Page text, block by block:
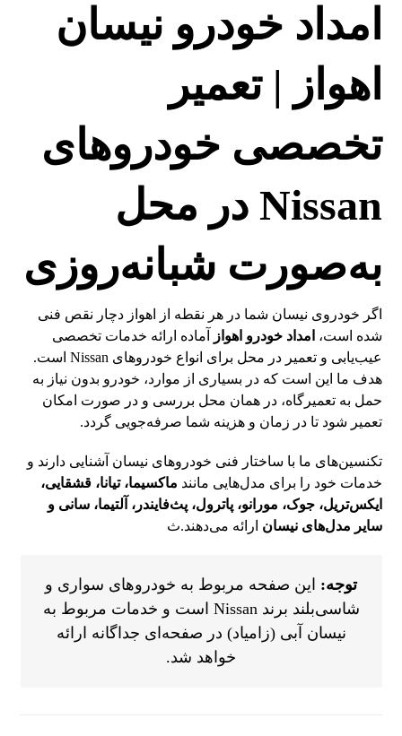
امداد خودرو نیسان
اهواز | تعمیر
تخصصی خودروهای
Nissan در محل
به‌صورت شبانه‌روزی
اگر خودروی نیسان شما در هر نقطه از اهواز دچار نقص فنی
شده است، امداد خودرو اهواز
آماده ارائه خدمات تخصصی
عیب‌یابی و تعمیر در محل برای انواع خودروهای Nissan است.
هدف ما این است که در بسیاری از موارد، خودرو بدون نیاز به
حمل به تعمیرگاه، در همان محل بررسی و در صورت امکان
تعمیر شود تا در زمان و هزینه شما صرفه‌جویی گردد.
تکنسین‌های ما با ساختار فنی خودروهای نیسان آشنایی دارند و
خدمات خود را برای مدل‌هایی مانند ماکسیما، تیانا، قشقایی،
ایکس‌تریل، جوک، مورانو، پاترول، پث‌فایندر، آلتیما، سانی و
سایر مدل‌های نیسان ارائه می‌دهند.ث
توجه: این صفحه مربوط به خودروهای سواری و
شاسی‌بلند برند Nissan است و خدمات مربوط به
نیسان آبی (زامیاد) در صفحه‌ای جداگانه ارائه
خواهد شد.